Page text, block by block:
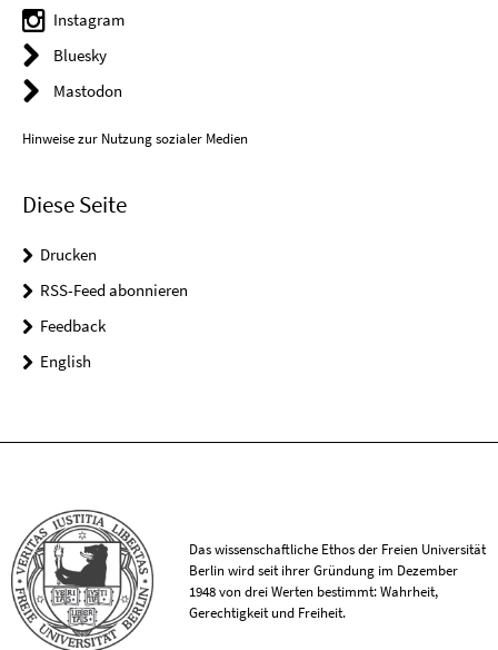
Instagram
Bluesky
Mastodon
Hinweise zur Nutzung sozialer Medien
Diese Seite
Drucken
RSS-Feed abonnieren
Feedback
English
Das wissenschaftliche Ethos der Freien Universität
Berlin wird seit ihrer Gründung im Dezember
1948 von drei Werten bestimmt: Wahrheit,
Gerechtigkeit und Freiheit.